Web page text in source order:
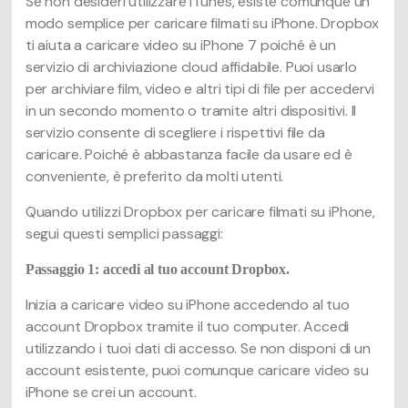
modo semplice per caricare filmati su iPhone. Dropbox
ti aiuta a caricare video su iPhone 7 poiché è un
servizio di archiviazione cloud affidabile. Puoi usarlo
per archiviare film, video e altri tipi di file per accedervi
in un secondo momento o tramite altri dispositivi. Il
servizio consente di scegliere i rispettivi file da
caricare. Poiché è abbastanza facile da usare ed è
conveniente, è preferito da molti utenti.
Quando utilizzi Dropbox per caricare filmati su iPhone,
segui questi semplici passaggi:
Passaggio 1: accedi al tuo account Dropbox.
Inizia a caricare video su iPhone accedendo al tuo
account Dropbox tramite il tuo computer. Accedi
utilizzando i tuoi dati di accesso. Se non disponi di un
account esistente, puoi comunque caricare video su
iPhone se crei un account.